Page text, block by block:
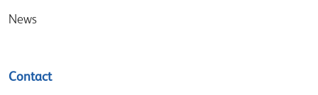
News
Contact